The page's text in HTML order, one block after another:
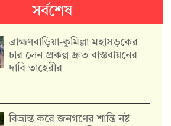
সর্বশেষ
ব্রাহ্মণবাড়িয়া-কুমিল্লা মহাসড়কের
চার লেন প্রকল্প দ্রুত বাস্তবায়নের
দাবি তাহেরীর
বিভ্রান্ত করে জনগণের শান্তি নষ্ট